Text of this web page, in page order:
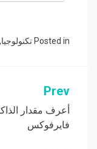
Posted in تكنولوجيا,
تصفّح
المقالات
Prev
أعرف مقدار
فايرفوكس